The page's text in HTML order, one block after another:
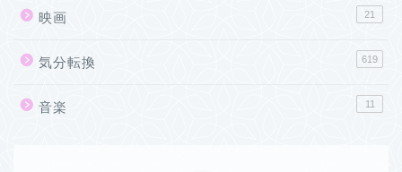
映画 21
気分転換 619
音楽 11